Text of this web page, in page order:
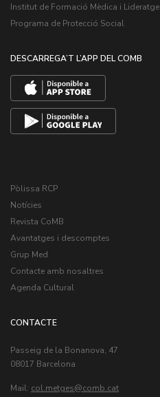
Institut de Formació Mèdica i Lideratge
Programa de Protecció Social
DESCARREGA’T L’APP DEL COMB
Pòlissa RCP
Notícies
Revista CoMB
Avantatges i descomptes
Grup Med
Contacte amb nosaltres
Agenda Cultural
CONTACTE
Passeig de la Bonanova, 47
08017 Barcelona
Mail: col.metges